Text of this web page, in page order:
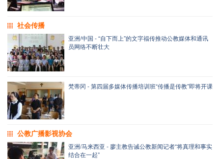
社会传播
亚洲/中国 - “自下而上”的文字福传推动公教媒体和通讯
员网络不断壮大
梵蒂冈 - 第四届多媒体传播培训班“传播是传教”即将开课
公教广播影视协会
亚洲/马来西亚 - 廖主教告诫公教新闻记者“将真理和事实
结合在一起”